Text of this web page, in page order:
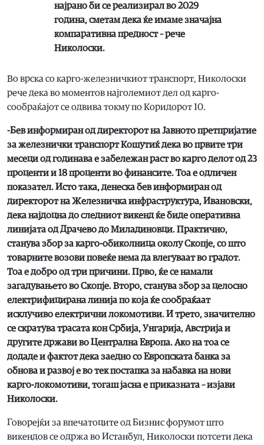
најрано би се реализирал во 2029
година, сметам дека ќе имаме значајна
компаративна предност – рече
Николоски.
Во врска со карго-железничкиот транспорт, Николоски
рече дека во моментов најголемиот дел од карго-
сообраќајот се одвива токму по Коридорот 10.
-Бев информиран од директорот на Јавното претпријатие
за железнички транспорт Кошутиќ дека во првите три
месеци од годинава е забележан раст во карго делот од 23
проценти и 18 проценти во финансите. Тоа е одличен
показател. Исто така, денеска бев информиран од
директорот на Железничка инфраструктура, Ивановски,
дека најдоцна до следниот викенд ќе биде оперативна
линијата од Драчево до Миладиновци. Практично,
станува збор за карго-обиколница околу Скопје, со што
товарните возови повеќе нема да влегуваат во градот.
Тоа е добро од три причини. Прво, ќе се намали
загадувањето во Скопје. Второ, станува збор за целосно
електрифицирана линија по која ќе сообраќаат
исклучиво електрични локомотиви. И трето, значително
се скратува трасата кон Србија, Унгарија, Австрија и
другите држави во Централна Европа. Ако на тоа се
додаде и фактот дека заедно со Европската банка за
обнова и развој е во тек постапка за набавка на нови
карго-локомотиви, тогаш јасна е приказната – изјави
Николоски.
Говорејќи за впечатоците од Бизнис форумот што
викендов се одржа во Истанбул, Николоски потсети дека